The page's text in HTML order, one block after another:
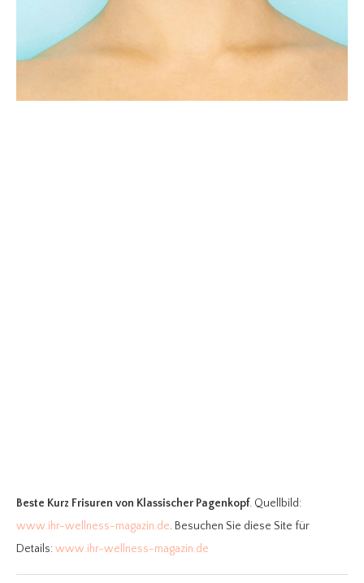
Beste Kurz Frisuren von Klassischer Pagenkopf. Quellbild:
www.ihr-wellness-magazin.de. Besuchen Sie diese Site für
Details:www.ihr-wellness-magazin.de